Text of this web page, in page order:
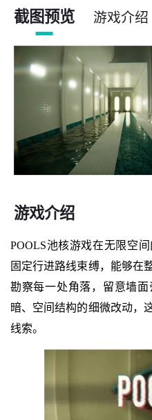
截图预览 游戏介绍
游戏介绍
POOLS池核游戏在无限空
固定行进路线束缚，能够在
勘察每一处角落，留意墙
暗、空间结构的细微改动，
线索。